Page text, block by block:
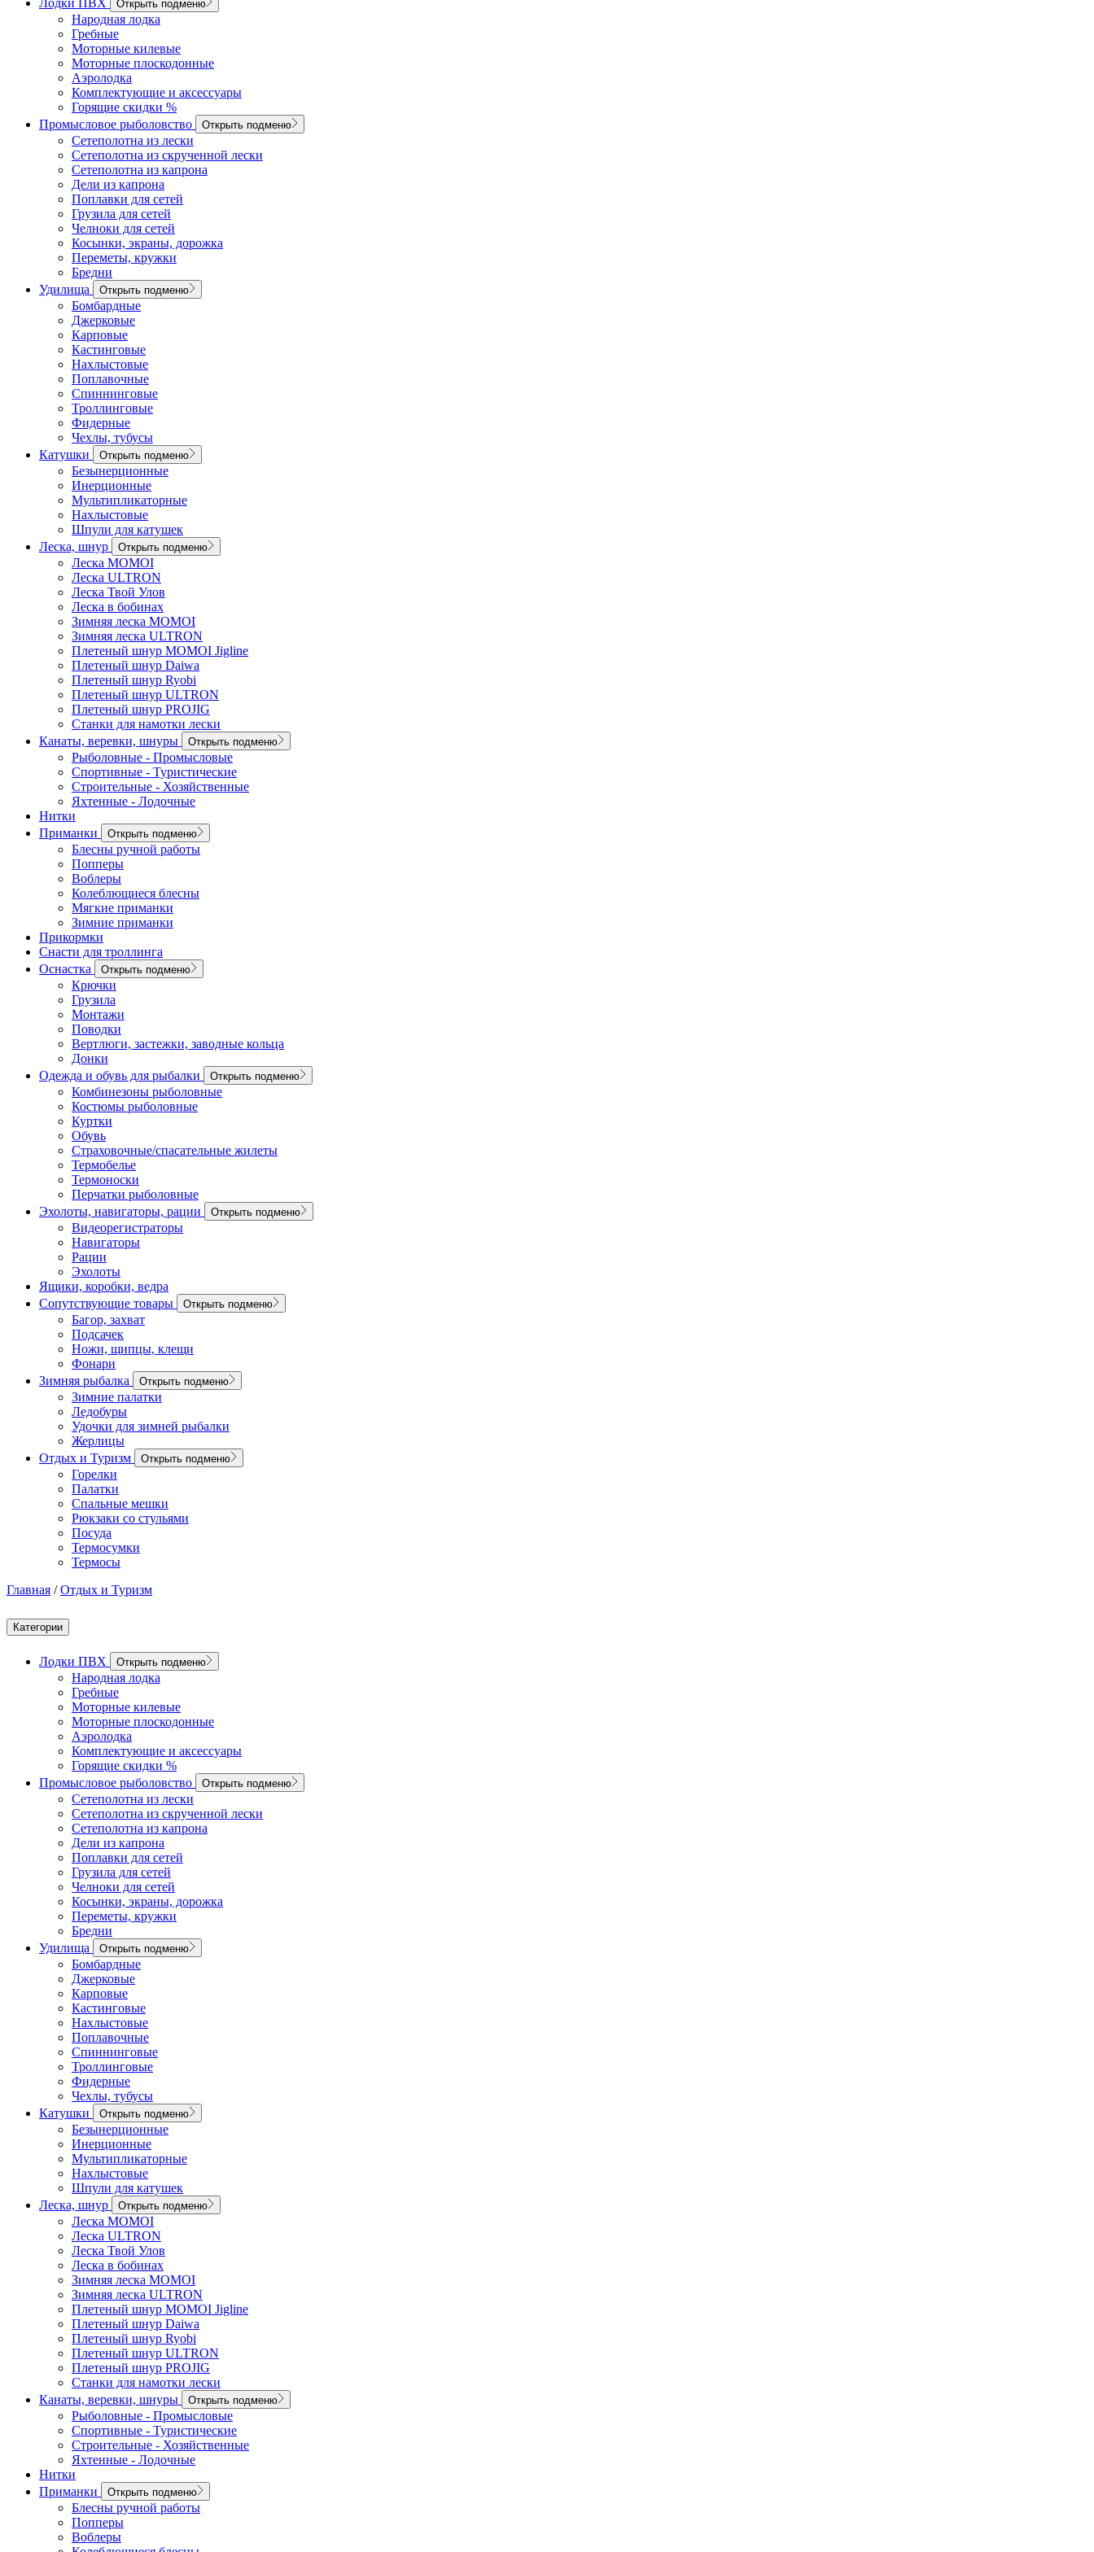
Открыть подменю
Народная лодка
Гребные
Моторные килевые
Моторные плоскодонные
Аэролодка
Комплектующие и аксессуары
Горящие скидки %
Промысловое рыболовство
Открыть подменю
Сетеполотна из лески
Сетеполотна из скрученной лески
Сетеполотна из капрона
Дели из капрона
Поплавки для сетей
Грузила для сетей
Челноки для сетей
Косынки, экраны, дорожка
Переметы, кружки
Бредни
Удилища
Открыть подменю
Бомбардные
Джерковые
Карповые
Кастинговые
Нахлыстовые
Поплавочные
Спиннинговые
Троллинговые
Фидерные
Чехлы, тубусы
Катушки
Открыть подменю
Безынерционные
Инерционные
Мультипликаторные
Нахлыстовые
Шпули для катушек
Леска, шнур
Открыть подменю
Леска MOMOI
Леска ULTRON
Леска Твой Улов
Леска в бобинах
Зимняя леска MOMOI
Зимняя леска ULTRON
Плетеный шнур MOMOI Jigline
Плетеный шнур Daiwa
Плетеный шнур Ryobi
Плетеный шнур ULTRON
Плетеный шнур PROJIG
Станки для намотки лески
Канаты, веревки, шнуры
Открыть подменю
Рыболовные - Промысловые
Спортивные - Туристические
Строительные - Хозяйственные
Яхтенные - Лодочные
Нитки
Приманки
Открыть подменю
Блесны ручной работы
Попперы
Воблеры
Колеблющиеся блесны
Мягкие приманки
Зимние приманки
Прикормки
Снасти для троллинга
Оснастка
Открыть подменю
Крючки
Грузила
Монтажи
Поводки
Вертлюги, застежки, заводные кольца
Донки
Одежда и обувь для рыбалки
Открыть подменю
Комбинезоны рыболовные
Костюмы рыболовные
Куртки
Обувь
Страховочные/спасательные жилеты
Термобелье
Термоноски
Перчатки рыболовные
Эхолоты, навигаторы, рации
Открыть подменю
Видеорегистраторы
Навигаторы
Рации
Эхолоты
Ящики, коробки, ведра
Сопутствующие товары
Открыть подменю
Багор, захват
Подсачек
Ножи, щипцы, клещи
Фонари
Зимняя рыбалка
Открыть подменю
Зимние палатки
Ледобуры
Удочки для зимней рыбалки
Жерлицы
Отдых и Туризм
Открыть подменю
Горелки
Палатки
Спальные мешки
Рюкзаки со стульями
Посуда
Термосумки
Термосы
Главная /Отдых и Туризм
Категории
Лодки ПВХ Открыть подменю
Народная лодка
Гребные
Моторные килевые
Моторные плоскодонные
Аэролодка
Комплектующие и аксессуары
Горящие скидки %
Промысловое рыболовство
Открыть подменю
Сетеполотна из лески
Сетеполотна из скрученной лески
Сетеполотна из капрона
Дели из капрона
Поплавки для сетей
Грузила для сетей
Челноки для сетей
Косынки, экраны, дорожка
Переметы, кружки
Бредни
Удилища
Открыть подменю
Бомбардные
Джерковые
Карповые
Кастинговые
Нахлыстовые
Поплавочные
Спиннинговые
Троллинговые
Фидерные
Чехлы, тубусы
Катушки
Открыть подменю
Безынерционные
Инерционные
Мультипликаторные
Нахлыстовые
Шпули для катушек
Леска, шнур
Открыть подменю
Леска MOMOI
Леска ULTRON
Леска Твой Улов
Леска в бобинах
Зимняя леска MOMOI
Зимняя леска ULTRON
Плетеный шнур MOMOI Jigline
Плетеный шнур Daiwa
Плетеный шнур Ryobi
Плетеный шнур ULTRON
Плетеный шнур PROJIG
Станки для намотки лески
Канаты, веревки, шнуры
Открыть подменю
Рыболовные - Промысловые
Спортивные - Туристические
Строительные - Хозяйственные
Яхтенные - Лодочные
Нитки
Приманки
Открыть подменю
Блесны ручной работы
Попперы
Воблеры